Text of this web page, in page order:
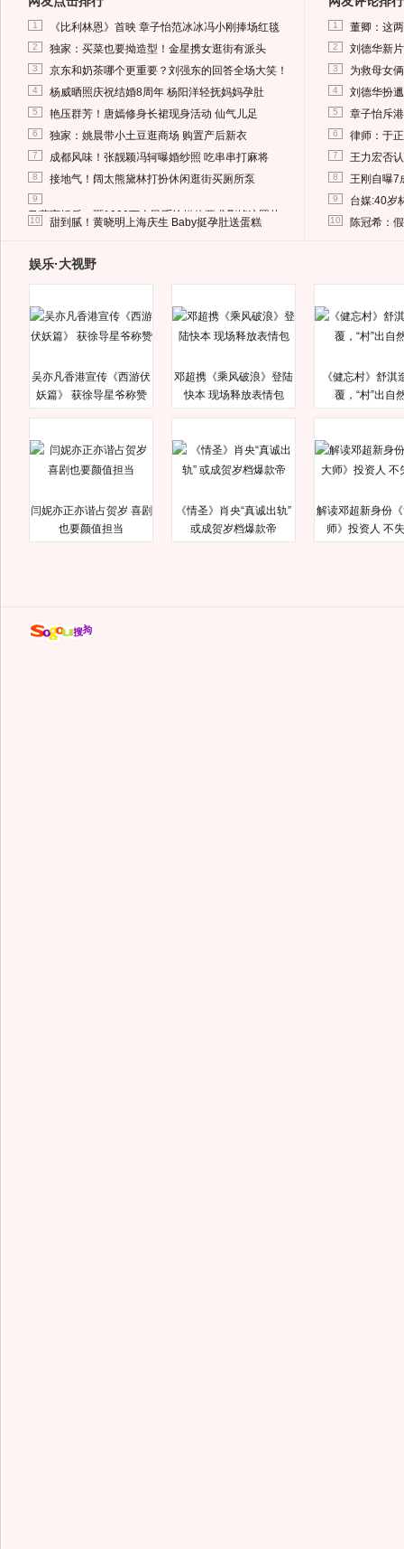
1 《比利林恩》首映 章子怡范冰冰冯小刚捧场红毯
2 独家：买菜也要拗造型！金星携女逛街有派头
3 京东和奶茶哪个更重要？刘强东的回答全场大笑！
4 杨威晒照庆祝结婚8周年 杨阳洋轻抚妈妈孕肚
5 艳压群芳！唐嫣修身长裙现身活动 仙气儿足
6 独家：姚晨带小土豆逛商场 购置产后新衣
7 成都风味！张靓颖冯轲曝婚纱照 吃串串打麻将
8 接地气！阔太熊黛林打扮休闲逛街买厕所泵
9
马蓉离婚后，砸1000万人民币给媒体要求删掉这照片
10 甜到腻！黄晓明上海庆生 Baby挺孕肚送蛋糕
1 董卿：这
2 刘德华新
3 为救母女
4 刘德华扮
5 章子怡斥
6 律师：于
7 王力宏否
8 王刚自曝7
9 台媒:40岁
10 陈冠希：
娱乐·大视野
吴亦凡香港宣传《西游伏
妖篇》 获徐导星爷称赞
邓超携《乘风破浪》登陆
快本 现场释放表情包
《健忘村》舒淇
覆，“村”出自
闫妮亦正亦谐占贺岁 喜剧
也要颜值担当
《情圣》肖央“真诚出轨”
或成贺岁档爆款帝
解读邓超新身份
师》投资人 不